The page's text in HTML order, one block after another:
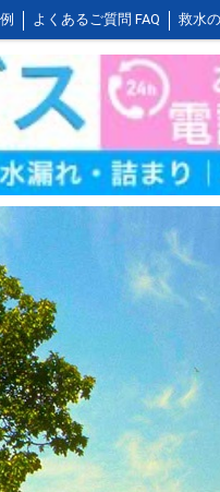
よくあるご質問 FAQ 救水
作業料金 お風呂の作業料金